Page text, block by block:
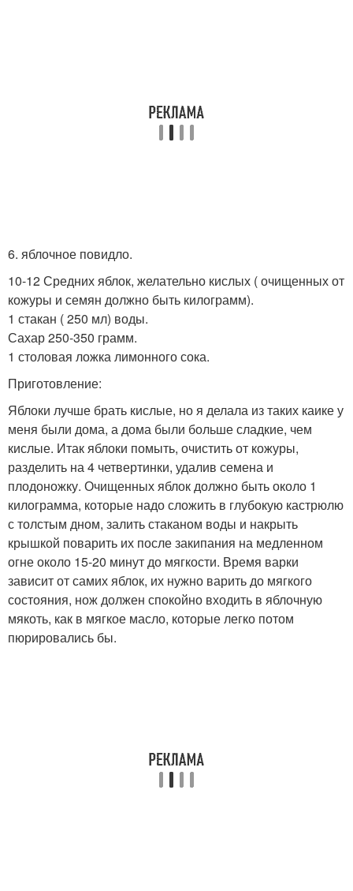
6. яблочное повидло.
10-12 Средних яблок, желательно кислых ( очищенных от
кожуры и семян должно быть килограмм).
1 стакан ( 250 мл) воды.
Сахар 250-350 грамм.
1 столовая ложка лимонного сока.
Приготовление:
Яблоки лучше брать кислые, но я делала из таких каике у
меня были дома, а дома были больше сладкие, чем
кислые. Итак яблоки помыть, очистить от кожуры,
разделить на 4 четвертинки, удалив семена и
плодоножку. Очищенных яблок должно быть около 1
килограмма, которые надо сложить в глубокую кастрюлю
с толстым дном, залить стаканом воды и накрыть
крышкой поварить их после закипания на медленном
огне около 15-20 минут до мягкости. Время варки
зависит от самих яблок, их нужно варить до мягкого
состояния, нож должен спокойно входить в яблочную
мякоть, как в мягкое масло, которые легко потом
пюрировались бы.